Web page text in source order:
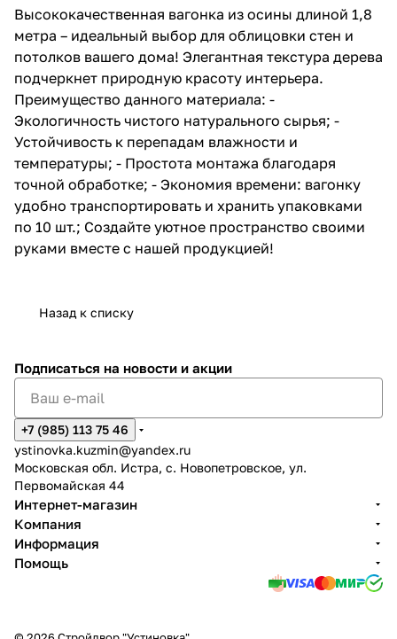
Высококачественная вагонка из осины длиной 1,8
метра – идеальный выбор для облицовки стен и
потолков вашего дома! Элегантная текстура дерева
подчеркнет природную красоту интерьера.
Преимущество данного материала: -
Экологичность чистого натурального сырья; -
Устойчивость к перепадам влажности и
температуры; - Простота монтажа благодаря
точной обработке; - Экономия времени: вагонку
удобно транспортировать и хранить упаковками
по 10 шт.; Создайте уютное пространство своими
руками вместе с нашей продукцией!
Назад к списку
Подписаться на новости и акции
+7 (985) 113 75 46
ystinovka.kuzmin@yandex.ru
Московская обл. Истра, с. Новопетровское, ул.
Первомайская 44
Интернет-магазин
Компания
Информация
Помощь